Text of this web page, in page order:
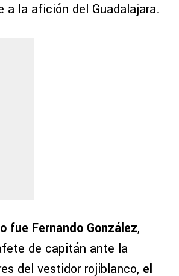
a la afición del Guadalajara.
fue Fernando González,
de capitán ante la
del vestidor rojiblanco, el